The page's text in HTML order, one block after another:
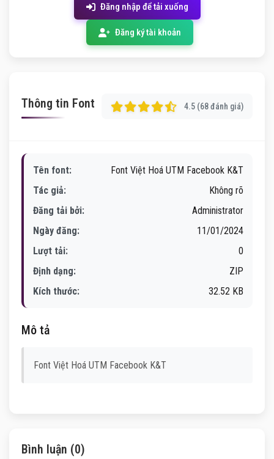
Đăng nhập để tải xuống
Đăng ký tài khoản
Thông tin Font 4.5 (68 đánh giá)
Tên font:
Font Việt Hoá UTM Facebook K&T
Tác giả:
Không rõ
Đăng tải bởi:
Administrator
Ngày đăng:
11/01/2024
Lượt tải:
0
Định dạng:
ZIP
Kích thước:
32.52 KB
Mô tả
Font Việt Hoá UTM Facebook K&T
Bình luận (0)